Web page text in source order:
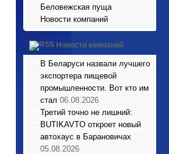
Беловежская пуща
Новости компаний
Новости компаний
В Беларуси назвали лучшего
экспортера пищевой
промышленности. Вот кто им
стал 06.08.2026
Третий точно не лишний:
BUTIKAVTO откроет новый
автохаус в Барановичах
05.08.2026